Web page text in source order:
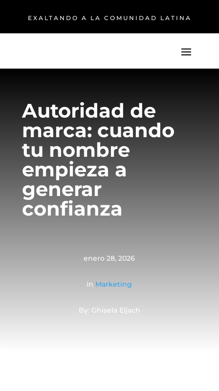
EXALTANDO A LA COMUNIDAD LATINA
Autoridad de
marca: cuando
tu nombre
empieza a
generar
confianza
enero 28, 2026
in Marketing
By: Ghisela Eljach